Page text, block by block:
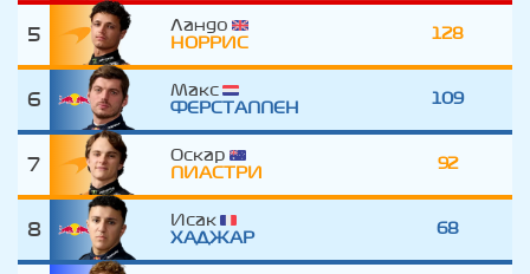
5
Ландо
НОРРИС
128
6
Макс
ФЕРСТАППЕН
109
7
Оскар
ПИАСТРИ
92
8
Исак
ХАДЖАР
68